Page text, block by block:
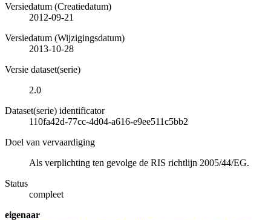
Versiedatum (Creatiedatum)
2012-09-21
Versiedatum (Wijzigingsdatum)
2013-10-28
Versie dataset(serie)
2.0
Dataset(serie) identificator
110fa42d-77cc-4d04-a616-e9ee511c5bb2
Doel van vervaardiging
Als verplichting ten gevolge de RIS richtlijn 2005/44/EG.
Status
compleet
eigenaar